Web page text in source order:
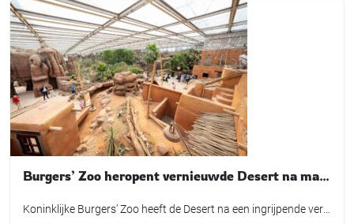
Burgers’ Zoo heropent vernieuwde Desert na maandenlange verbouwing